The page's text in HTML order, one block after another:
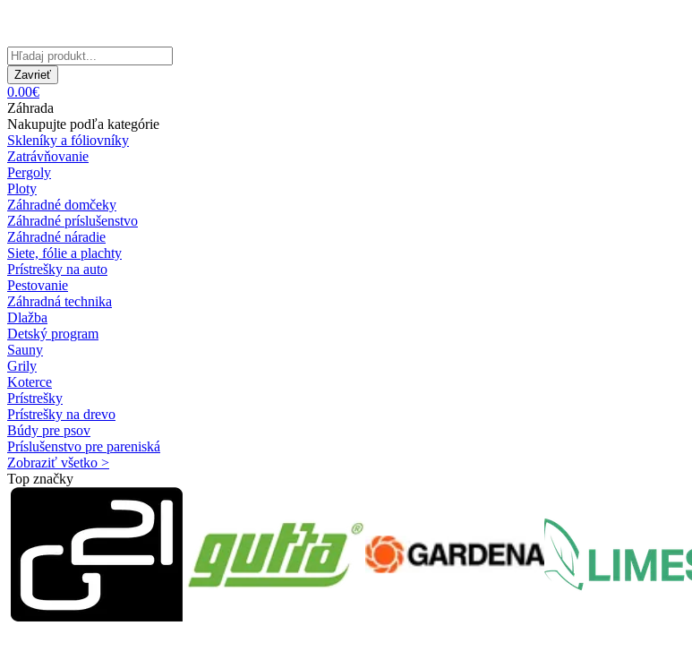
Zavrieť
0.00€
Záhrada
Nakupujte podľa kategórie
Skleníky a fóliovníky
Zatrávňovanie
Pergoly
Ploty
Záhradné domčeky
Záhradné príslušenstvo
Záhradné náradie
Siete, fólie a plachty
Prístrešky na auto
Pestovanie
Záhradná technika
Dlažba
Detský program
Sauny
Grily
Koterce
Prístrešky
Prístrešky na drevo
Búdy pre psov
Príslušenstvo pre pareniská
Zobraziť všetko >
Top značky